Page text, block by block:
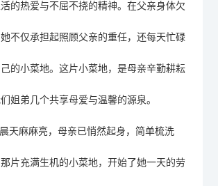
的热爱与不屈不挠的精神。在父亲身体欠
不仅承担起照顾父亲的重任，还每天忙碌
的小菜地。这片小菜地，是母亲辛勤耕耘
姐弟几个共享母爱与温馨的源泉。
天麻麻亮 ，母亲已悄然起身 ，简单梳洗
片充满生机的小菜地，开始了她一天的劳